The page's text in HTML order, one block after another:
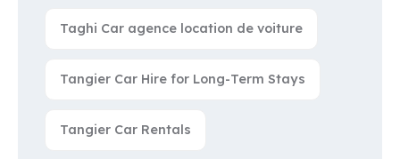
Taghi Car agence location de voiture
Tangier Car Hire for Long-Term Stays
Tangier Car Rentals